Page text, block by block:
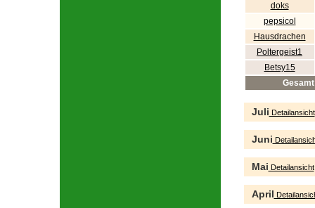
doks
pepsicol
Hausdrachen
Poltergeist1
Betsy15
Gesamt
Juli Detailansicht
Juni
Mai Detailansicht
April